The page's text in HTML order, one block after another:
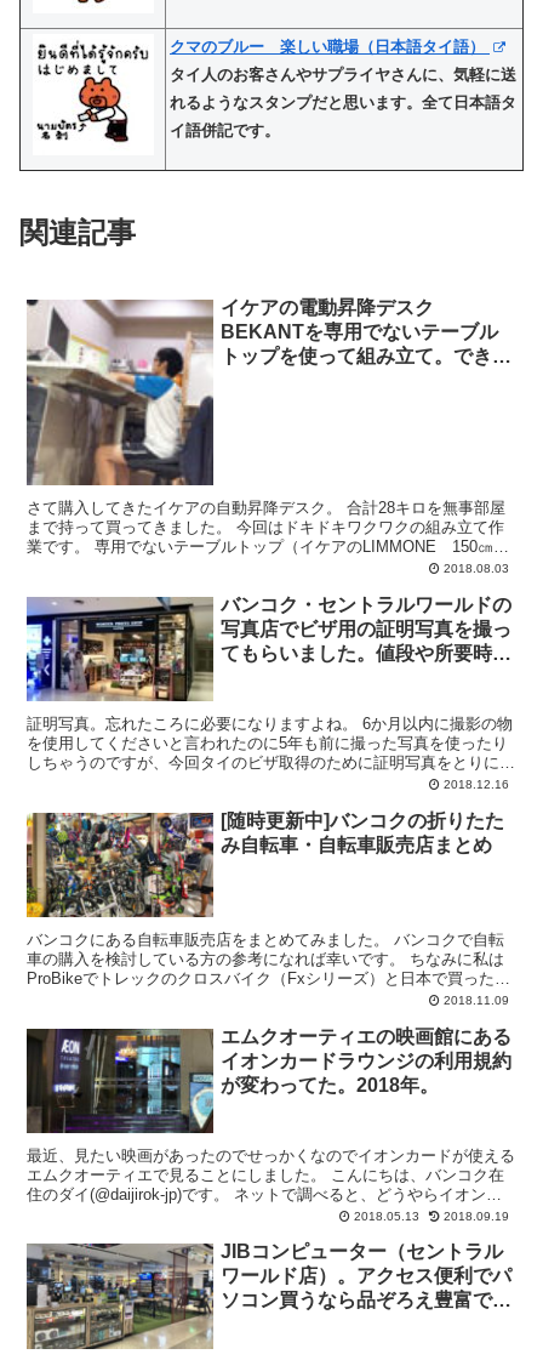
クマのブルー 楽しい職場（日本語タイ語）
タイ人のお客さんやサプライヤさんに、気軽に送
れるようなスタンプだと思います。全て日本語タ
イ語併記です。
関連記事
イケアの電動昇降デスク
BEKANTを専用でないテーブル
トップを使って組み立て。できる
さて購入してきたイケアの自動昇降デスク。 合計28キロを無事部屋
まで持って買ってきました。 今回はドキドキワクワクの組み立て作
業です。 専用でないテーブルトップ（イケアのLIMMONE 150㎝
2018.08.03
バンコク・セントラルワールドの
写真店でビザ用の証明写真を撮っ
てもらいました。値段や所要時間
証明写真。忘れたころに必要になりますよね。 6か月以内に撮影の物
を使用してくださいと言われたのに5年も前に撮った写真を使ったり
しちゃうのですが、今回タイのビザ取得のために証明写真をとりに行
きました。 なぜなら手元にあって余っている証明写真は...2018.12.16
[随時更新中]バンコクの折りたた
み自転車・自転車販売店まとめ
バンコクにある自転車販売店をまとめてみました。 バンコクで自転
車の購入を検討している方の参考になれば幸いです。 ちなみに私は
ProBikeでトレックのクロスバイク（Fxシリーズ）と日本で買ったブ
2018.11.09
エムクオーティエの映画館にある
イオンカードラウンジの利用規約
が変わってた。2018年。
最近、見たい映画があったのでせっかくなのでイオンカードが使える
エムクオーティエで見ることにしました。 こんにちは、バンコク在
住のダイ(@daijirok-jp)です。 ネットで調べると、どうやらイオンカ
ードゴールド・プラチナムを持っているだ...
2018.05.13 2018.09.19
JIBコンピューター（セントラル
ワールド店）。アクセス便利でパ
ソコン買うなら品ぞろえ豊富でお